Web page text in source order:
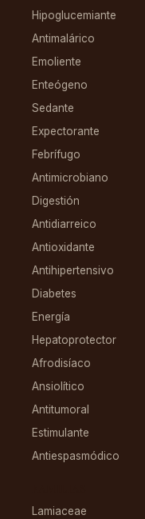
Hipoglucemiante
Antimalárico
Emoliente
Enteógeno
Sedante
Expectorante
Febrífugo
Antimicrobiano
Digestión
Antidiarreico
Antioxidante
Antihipertensivo
Diabetes
Energía
Hepatoprotector
Afrodisíaco
Ansiolítico
Antitumoral
Estimulante
Antiespasmódico
Lamiaceae